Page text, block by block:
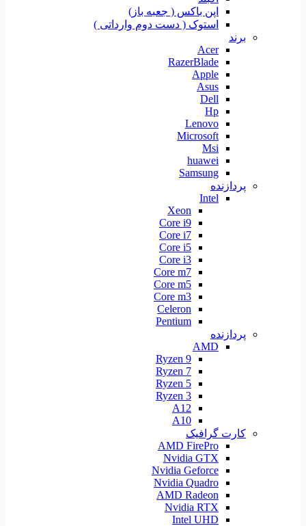
اپن باکس ( جعبه باز)
استوک ( دست دوم وارداتی )
برند
Acer
RazerBlade
Apple
Asus
Dell
Hp
Lenovo
Microsoft
Msi
huawei
Samsung
پردازنده
Intel
Xeon
Core i9
Core i7
Core i5
Core i3
Core m7
Core m5
Core m3
Celeron
Pentium
پردازنده
AMD
Ryzen 9
Ryzen 7
Ryzen 5
Ryzen 3
A12
A10
کارت گرافیک
AMD FirePro
Nvidia GTX
Nvidia Geforce
Nvidia Quadro
AMD Radeon
Nvidia RTX
Intel UHD